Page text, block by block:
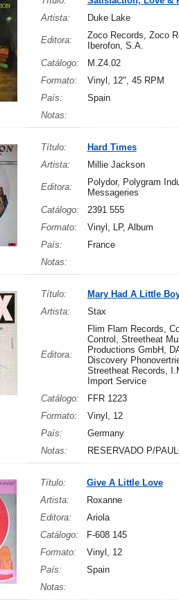
Artista:
Duke Lake
Editora:
Zoco Records, Zoco
Iberofon, S.A.
Catálogo:
M.Z4.02
Formato:
Vinyl, 12", 45 RPM
País:
Spain
Notas:
Título:
Hard Times
Artista:
Millie Jackson
Editora:
Polydor, Polygram
Messageries
Catálogo:
2391 555
Formato:
Vinyl, LP, Album
País:
France
Notas:
Título:
Mary Had A Little
Artista:
Stax
Editora:
Flim Flam Records,
Control, Streetheat
Productions GmbH,
Discovery
Streetheat Records,
Import Service
Catálogo:
FFR 1223
Formato:
Vinyl, 12
País:
Germany
Notas:
RESERVADO P/
Título:
Give A Little Love
Artista:
Roxanne
Editora:
Ariola
Catálogo:
F-608 145
Formato:
Vinyl, 12
País:
Spain
Notas: